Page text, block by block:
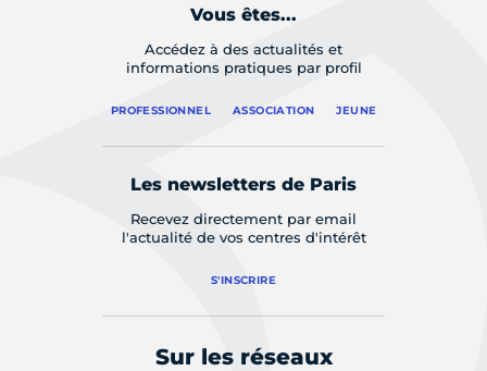
Vous êtes...
Accédez à des actualités et
informations pratiques par profil
PROFESSIONNEL ASSOCIATION JEUNE
Les newsletters de Paris
Recevez directement par email
l'actualité de vos centres d'intérêt
S'INSCRIRE
Sur les réseaux